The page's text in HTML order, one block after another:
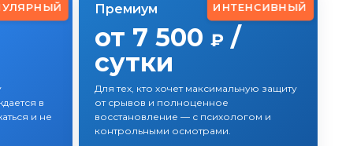
в
и не
ИНТЕНСИВНЫЙ
Премиум
от 7 500 ₽/
сутки
Для тех, кто хочет максимальную защиту
от срывов и полноценное
восстановление — с психологом и
контрольными осмотрами.